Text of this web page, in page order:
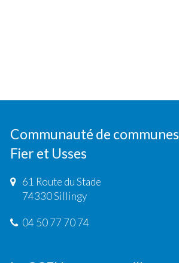
Communauté de communes
Fier et Usses
61 Route du Stade
74330 Sillingy
04 50 77 70 74